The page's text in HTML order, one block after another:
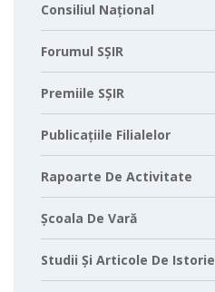
Consiliul Național
Forumul SȘIR
Premiile SȘIR
Publicațiile Filialelor
Rapoarte De Activitate
Școala De Vară
Studii Și Articole De Istorie